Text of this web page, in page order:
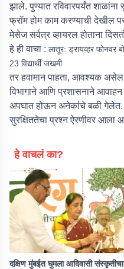
झाले. पुण्यात रविवारपर्यंत
फ्रॉम होम काम करण्याची देखील
मेसेज सर्वत्र व्हायरल होताना
हे ही वाचा : लातूर: ड्रायव्हर फोनवर
23 विद्यार्थी जखमी
तर हवामान पाहता, आवश्यक असेल
विभागाने आणि प्रशासनाने
अपघात होऊन अनेकांचे बळी गेलेत.
सुरक्षिततेचा प्रश्न ऐरणीवर आला
हे वाचलं का?
दक्षिण मुंबईत घुमला आदिवासी